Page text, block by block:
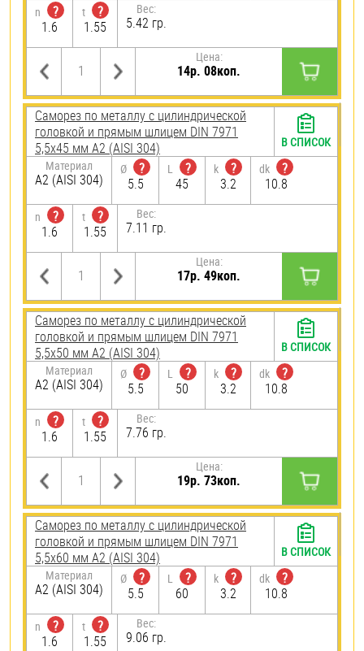
n
?
1.6
t
?
1.55
Вес:
5.42 гр.
Цена:
14р. 08коп.
Саморез по металлу с цилиндрической
головкой и прямым шлицем DIN 7971
5,5х45 мм А2 (AISI 304)
Материал
А2 (AISI 304)
Ø
?
5.5
L
?
45
k
?
3.2
dk
?
10.8
n
?
1.6
t
?
1.55
Вес:
7.11 гр.
Цена:
17р. 49коп.
В СПИСОК
Саморез по металлу с цилиндрической
головкой и прямым шлицем DIN 7971
5,5х50 мм А2 (AISI 304)
Материал
А2 (AISI 304)
Ø
?
5.5
L
?
50
k
?
3.2
dk
?
10.8
n
?
1.6
t
?
1.55
Вес:
7.76 гр.
Цена:
19р. 73коп.
В СПИСОК
Саморез по металлу с цилиндрической
головкой и прямым шлицем DIN 7971
5,5х60 мм А2 (AISI 304)
Материал
А2 (AISI 304)
Ø
?
5.5
L
?
60
k
?
3.2
dk
?
10.8
n
?
1.6
t
?
1.55
Вес:
9.06 гр.
В СПИСОК